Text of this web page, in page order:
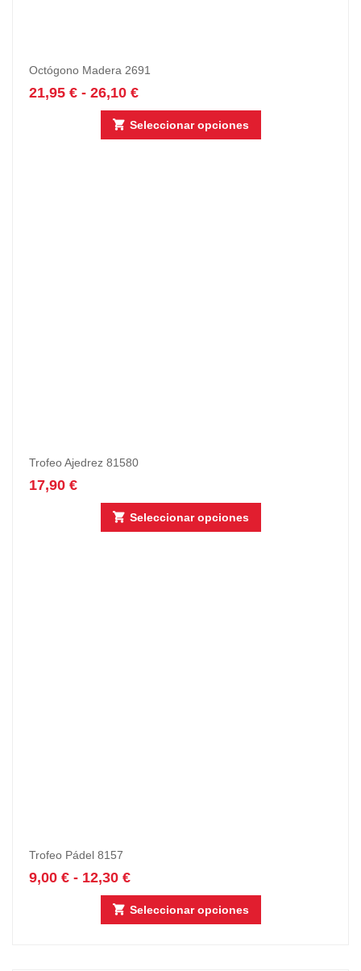
Octógono Madera 2691
21,95 € - 26,10 €
Seleccionar opciones
Trofeo Ajedrez 81580
17,90 €
Seleccionar opciones
Trofeo Pádel 8157
9,00 € - 12,30 €
Seleccionar opciones